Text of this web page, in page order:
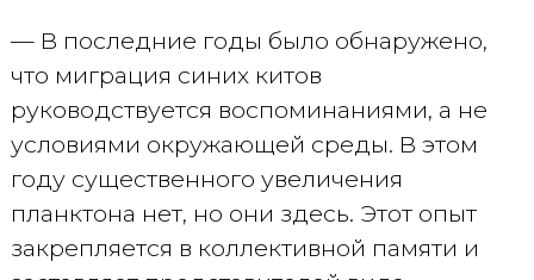
— В последние годы было обнаружено,
что миграция синих китов
руководствуется воспоминаниями, а не
условиями окружающей среды. В этом
году существенного увеличения
планктона нет, но они здесь. Этот опыт
закрепляется в коллективной памяти и